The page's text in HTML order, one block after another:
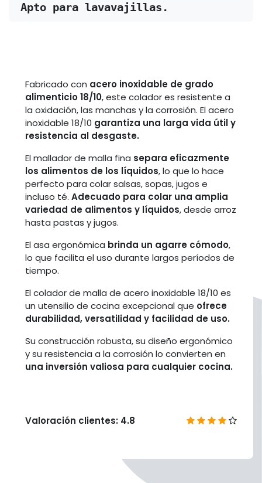
Apto para lavavajillas.
Fabricado con acero inoxidable de grado
alimenticio 18/10, este colador es resistente a
la oxidación, las manchas y la corrosión. El acero
inoxidable 18/10 garantiza una larga vida útil y
resistencia al desgaste.
El mallador de malla fina separa eficazmente
los alimentos de los líquidos, lo que lo hace
perfecto para colar salsas, sopas, jugos e
incluso té. Adecuado para colar una amplia
variedad de alimentos y líquidos, desde arroz
hasta pastas y jugos.
El asa ergonómica brinda un agarre cómodo,
lo que facilita el uso durante largos períodos de
tiempo.
El colador de malla de acero inoxidable 18/10 es
un utensilio de cocina excepcional que ofrece
durabilidad, versatilidad y facilidad de uso.
Su construcción robusta, su diseño ergonómico
y su resistencia a la corrosión lo convierten en
una inversión valiosa para cualquier cocina.
Valoración clientes: 4.8